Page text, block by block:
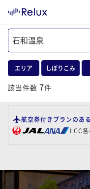
エリア しぼりこみ
該当件数 7件
航空券付きプランのあ
LCC